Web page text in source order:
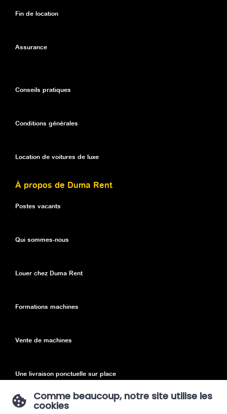
Fin de location
Assurance
Conseils pratiques
Conditions générales
Location de voitures de luxe
À propos de Duma Rent
Postes vacants
Qui sommes-nous
Louer chez Duma Rent
Formations machines
Vente de machines
Une livraison ponctuelle sur place
Comme beaucoup, notre site utilise les
cookies